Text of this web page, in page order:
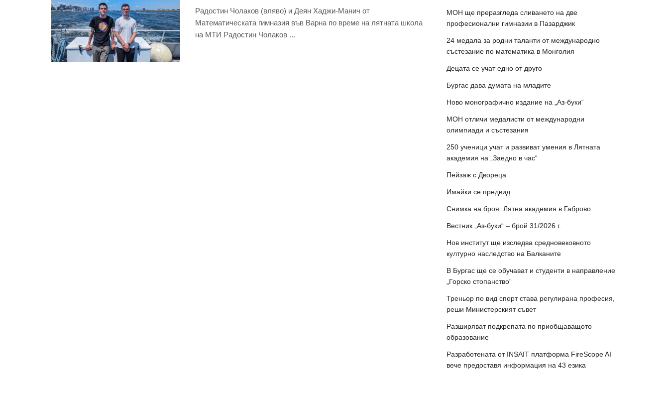
Радостин Чолаков (вляво) и Деян Хаджи-Манич от
Математическата гимназия във Варна по време на лятната школа
на МТИ Радостин Чолаков ...
МОН ще преразгледа сливането на две
професионални гимназии в Пазарджик
24 медала за родни таланти от международно
състезание по математика в Монголия
Децата се учат едно от друго
Бургас дава думата на младите
Ново монографично издание на „Аз-буки“
МОН отличи медалисти от международни
олимпиади и състезания
250 ученици учат и развиват умения в Лятната
академия на „Заедно в час“
Пейзаж с Двореца
Имайки се предвид
Снимка на броя: Лятна академия в Габрово
Вестник „Аз-буки“ – брой 31/2026 г.
Нов институт ще изследва средновековното
културно наследство на Балканите
В Бургас ще се обучават и студенти в направление
„Горско стопанство“
Треньор по вид спорт става регулирана професия,
реши Министерският съвет
Разширяват подкрепата по приобщаващото
образование
Разработената от INSAIT платформа FireScope AI
вече предоставя информация на 43 езика